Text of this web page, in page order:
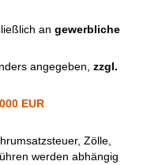
an gewerbliche
angegeben, zzgl.
EUR
Zölle,
werden abhängig